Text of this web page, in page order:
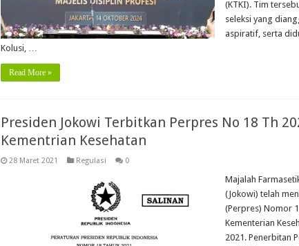
(KTKI). Tim
seleksi yang
aspiratif, serta
Kolusi, …
Read More »
Presiden Jokowi Terbitkan Perpres No 18 Th
Kementrian Kesehatan
28 Maret 2021 Regulasi 0
Majalah
(Jokowi) telah
(Perpres) Nomor
Kementerian
2021. Penerbitan